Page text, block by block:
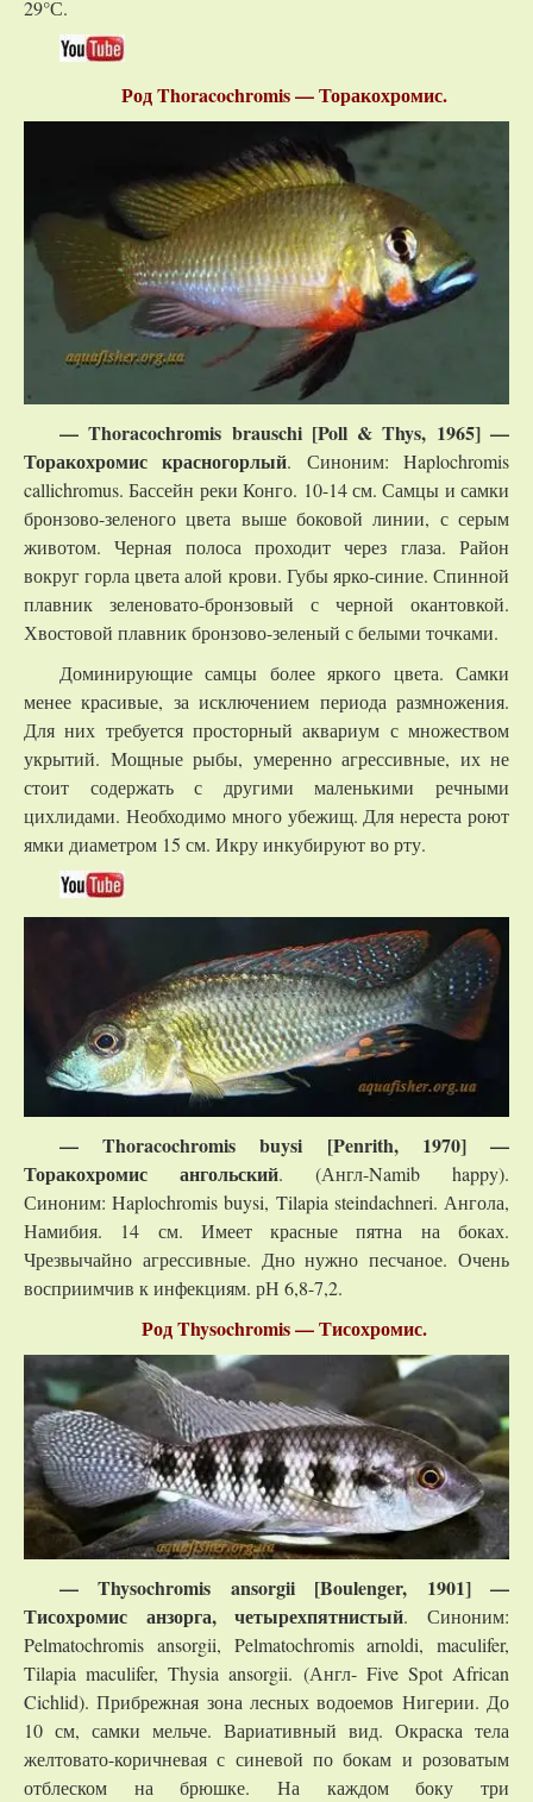
29°С.
Род Thoracochromis — Торакохромис.
— Thoracochromis brauschi [Poll & Thys, 1965] —
Торакохромис красногорлый. Синоним: Haplochromis
callichromus. Бассейн реки Конго. 10-14 см. Самцы и самки
бронзово-зеленого цвета выше боковой линии, с серым
животом. Черная полоса проходит через глаза. Район
вокруг горла цвета алой крови. Губы ярко-синие. Спинной
плавник зеленовато-бронзовый с черной окантовкой.
Хвостовой плавник бронзово-зеленый с белыми точками.
Доминирующие самцы более яркого цвета. Самки
менее красивые, за исключением периода размножения.
Для них требуется просторный аквариум с множеством
укрытий. Мощные рыбы, умеренно агрессивные, их не
стоит содержать с другими маленькими речными
цихлидами. Необходимо много убежищ. Для нереста роют
ямки диаметром 15 см. Икру инкубируют во рту.
— Thoracochromis buysi [Penrith, 1970] —
Торакохромис ангольский. (Англ-Namib happy).
Синоним: Haplochromis buysi, Tilapia steindachneri. Ангола,
Намибия. 14 см. Имеет красные пятна на боках.
Чрезвычайно агрессивные. Дно нужно песчаное. Очень
восприимчив к инфекциям. рН 6,8-7,2.
Род Thysochromis — Тисохромис.
— Thysochromis ansorgii [Boulenger, 1901] —
Тисохромис анзорга, четырехпятнистый. Синоним:
Pelmatochromis ansorgii, Pelmatochromis arnoldi, maculifer,
Tilapia maculifer, Thysia ansorgii. (Англ- Five Spot African
Cichlid). Прибрежная зона лесных водоемов Нигерии. До
10 см, самки мельче. Вариативный вид. Окраска тела
желтовато-коричневая с синевой по бокам и розоватым
отблеском на брюшке. На каждом боку три